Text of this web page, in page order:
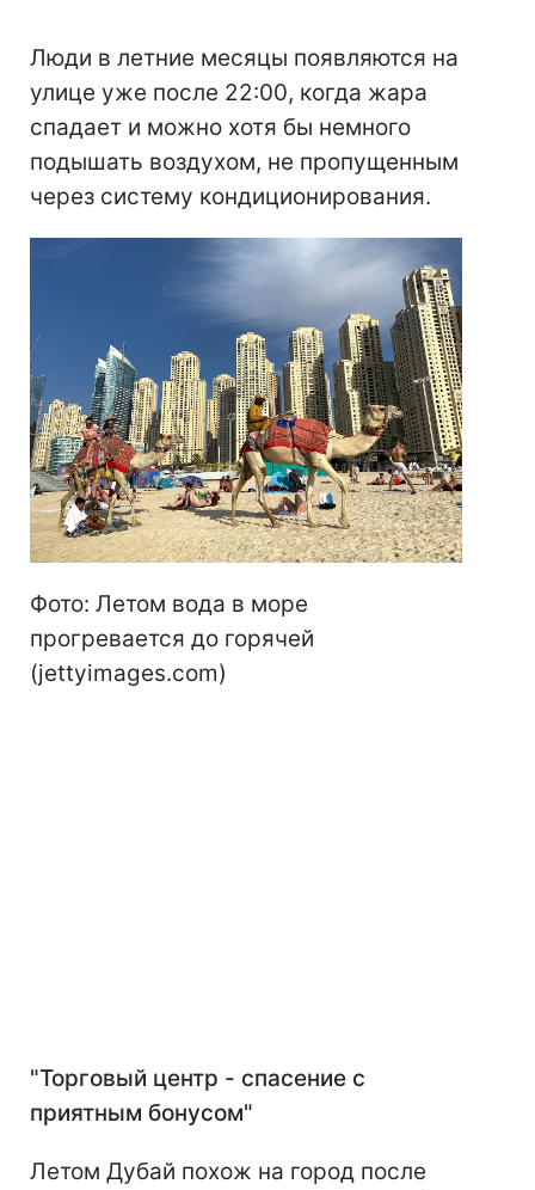
Люди в летние месяцы появляются на
улице уже после 22:00, когда жара
спадает и можно хотя бы немного
подышать воздухом, не пропущенным
через систему кондиционирования.
Фото: Летом вода в море
прогревается до горячей
(jettyimages.com)
"Торговый центр - спасение с
приятным бонусом"
Летом Дубай похож на город после